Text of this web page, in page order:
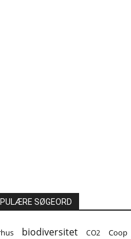
SØGEORD
biodiversitet CO2 Coop